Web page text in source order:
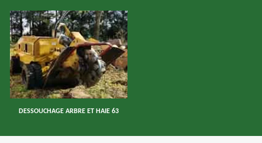
DESSOUCHAGE ARBRE ET HAIE 63